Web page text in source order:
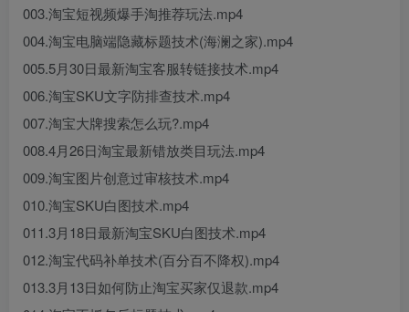
003.淘宝短视频爆手淘推荐玩法.mp4
004.淘宝电脑端隐藏标题技术(海澜之家).mp4
005.5月30日最新淘宝客服转链接技术.mp4
006.淘宝SKU文字防排查技术.mp4
007.淘宝大牌搜索怎么玩?.mp4
008.4月26日淘宝最新错放类目玩法.mp4
009.淘宝图片创意过审核技术.mp4
010.淘宝SKU白图技术.mp4
011.3月18日最新淘宝SKU白图技术.mp4
012.淘宝代码补单技术(百分百不降权).mp4
013.3月13日如何防止淘宝买家仅退款.mp4